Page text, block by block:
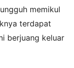
memikul
terdapat
berjuang keluar